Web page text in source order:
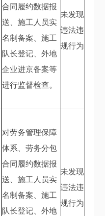
合同履约数据报
送、施工人员实
名制备案、施工
队长登记、外地
企业进京备案等
进行监督检查。
未发现
违法违
规行为
对劳务管理保障
体系、劳务分包
合同履约数据报
送、施工人员实
名制备案、施工
队长登记、外地
未发现
违法违
规行为